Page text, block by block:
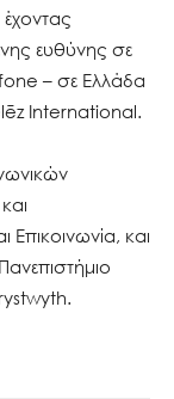
έχοντας
ευθύνης σε
– σε Ελλάδα
International.
και